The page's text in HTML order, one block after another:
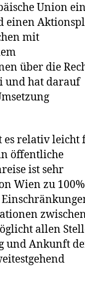
Union
einen
mit
über die
und hat darauf
es relativ leicht
öffentliche
ist sehr
Wien zu 100%
allen
und Ankunft